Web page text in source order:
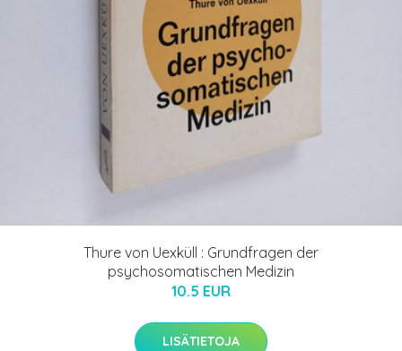
Thure von Uexküll : Grundfragen der
psychosomatischen Medizin
10.5 EUR
LISÄTIETOJA